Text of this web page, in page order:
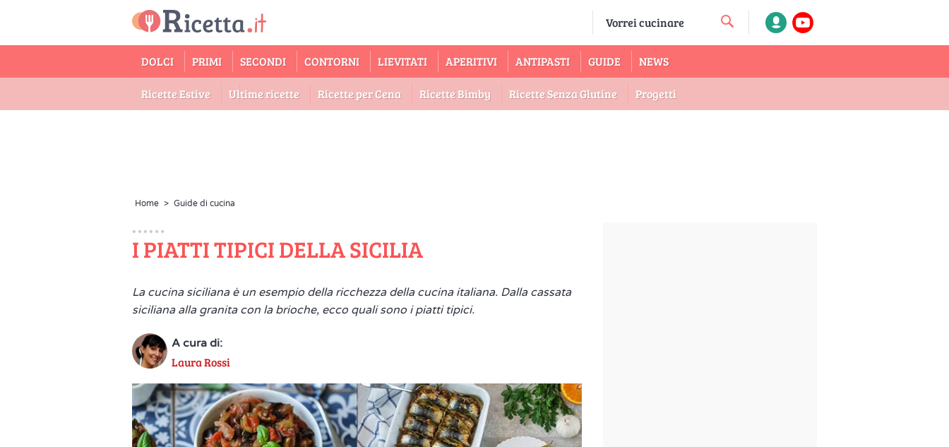
DOLCI PRIMI SECONDI CONTORNI LIEVITATI APERITIVI ANTIPASTI GUIDE NEWS
Ricette Estive Ultime ricette Ricette per Cena Ricette Bimby Ricette Senza Glutine Progetti
Home > Guide di cucina
I PIATTI TIPICI DELLA SICILIA
La cucina siciliana è un esempio della ricchezza della cucina italiana. Dalla cassata
siciliana alla granita con la brioche, ecco quali sono i piatti tipici.
A cura di:
Laura Rossi